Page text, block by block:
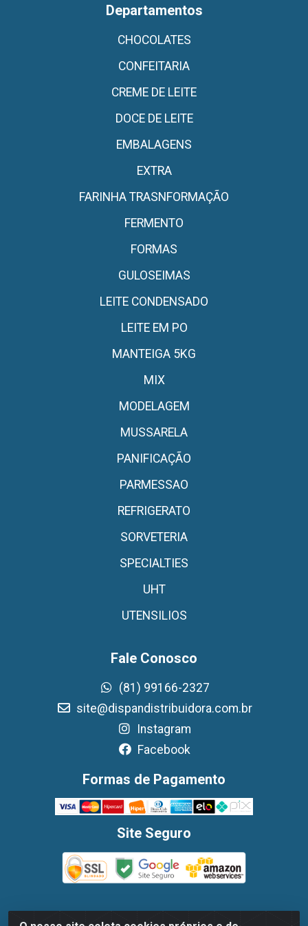
Departamentos
CHOCOLATES
CONFEITARIA
CREME DE LEITE
DOCE DE LEITE
EMBALAGENS
EXTRA
FARINHA TRASNFORMAÇÃO
FERMENTO
FORMAS
GULOSEIMAS
LEITE CONDENSADO
LEITE EM PO
MANTEIGA 5KG
MIX
MODELAGEM
MUSSARELA
PANIFICAÇÃO
PARMESSAO
REFRIGERATO
SORVETERIA
SPECIALTIES
UHT
UTENSILIOS
Fale Conosco
(81) 99166-2327
site@dispandistribuidora.com.br
Instagram
Facebook
Formas de Pagamento
Site Seguro